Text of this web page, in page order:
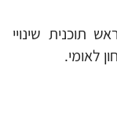
תוכנית שינויי
לאומי.